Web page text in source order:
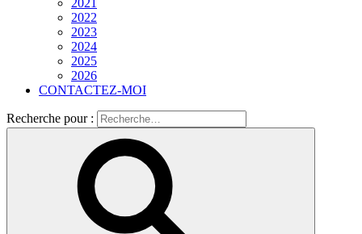
2021
2022
2023
2024
2025
2026
CONTACTEZ-MOI
Recherche pour :